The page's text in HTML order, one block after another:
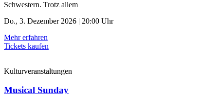
Schwestern. Trotz allem
Do., 3. Dezember 2026 | 20:00 Uhr
Mehr erfahren
Tickets kaufen
Kulturveranstaltungen
Musical Sunday